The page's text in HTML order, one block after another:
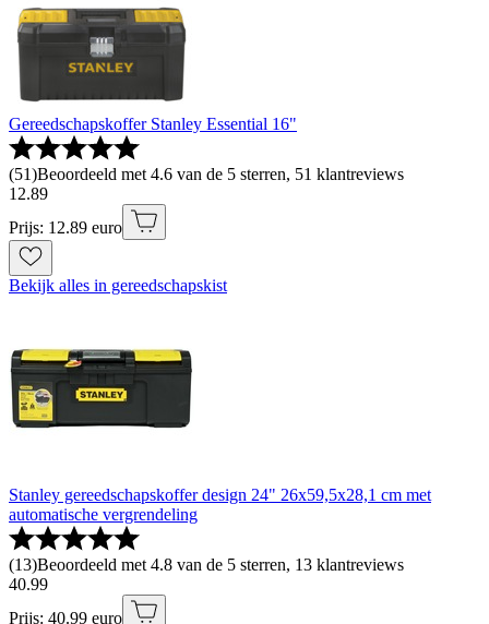
Gereedschapskoffer Stanley Essential 16"
(51)Beoordeeld met 4.6 van de 5 sterren, 51 klantreviews
12.89
Prijs: 12.89 euro
Bekijk alles in gereedschapskist
Stanley gereedschapskoffer design 24" 26x59,5x28,1 cm met
automatische vergrendeling
(13)Beoordeeld met 4.8 van de 5 sterren, 13 klantreviews
40.99
Prijs: 40.99 euro